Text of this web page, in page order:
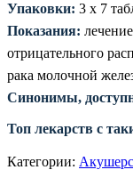
Упаковки: 3 х 7
Показания:
отрицательного
рака молочной
Синонимы,
Топ лекарств с
Категории: